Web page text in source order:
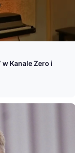
w Kanale Zero i